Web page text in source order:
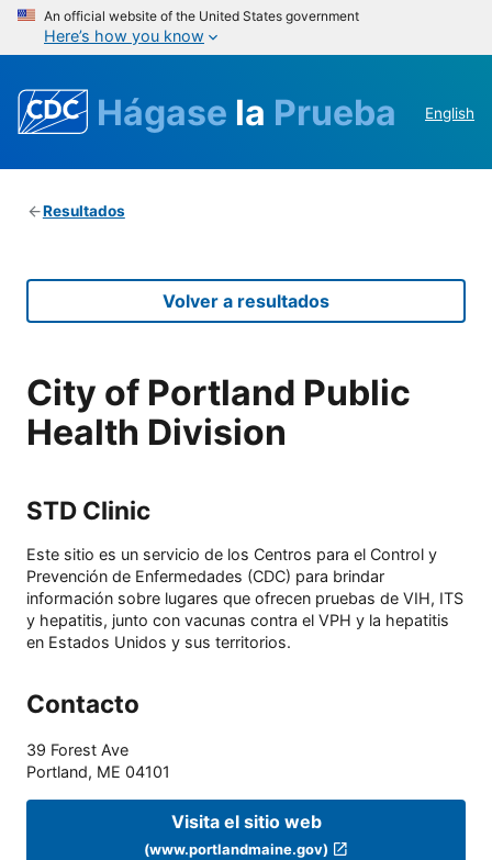
An official website of the United States government
Here’s how you know
Hágase la Prueba English
Resultados
Volver a resultados
City of Portland Public
Health Division
STD Clinic
Este sitio es un servicio de los Centros para el Control y
Prevención de Enfermedades (CDC) para brindar
información sobre lugares que ofrecen pruebas de VIH, ITS
y hepatitis, junto con vacunas contra el VPH y la hepatitis
en Estados Unidos y sus territorios.
Contacto
39 Forest Ave
Portland, ME 04101
Visita el sitio web
(www.portlandmaine.gov)